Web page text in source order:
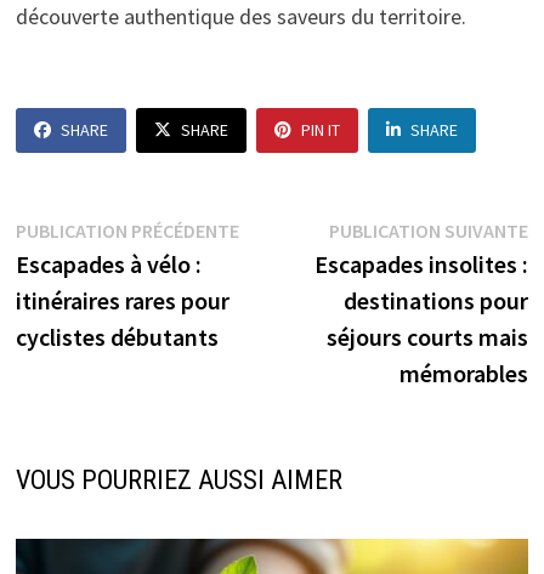
découverte authentique des saveurs du territoire.
SHARE SHARE PIN IT SHARE
Navigation
de
l’article
PUBLICATION PRÉCÉDENTEPublication
précédente :
Escapades à vélo :
itinéraires rares pour
cyclistes débutants
PUBLICATION SUIVANTE
Escapades insolites :
destinations pour
séjours courts mais
mémorables
VOUS POURRIEZ AUSSI AIMER